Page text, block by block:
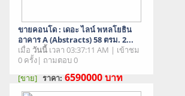
ขายคอนโด : เดอะ ไลน์ พหลโยธิน
อาคาร A (Abstracts) 58 ตรม. 2...
เมื่อ วันนี้เวลา 03:37:11 AM | เข้าชม
0 ครั้ง| ถามตอบ 0
[ขาย] ราคา: 6590000บาท